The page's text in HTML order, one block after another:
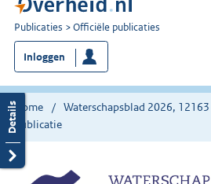
U
bent
nu
hier:
Publicaties Officiële publicaties
Inloggen
Home Waterschapsblad 2026, 12163
publicatie